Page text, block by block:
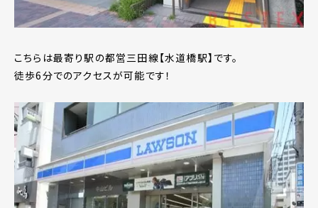
こちらは最寄り駅の都営三田線【水道橋駅】です。
徒歩6分でのアクセスが可能です！